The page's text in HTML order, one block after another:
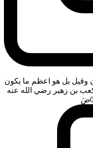
وقيل بل هو اعظم ما يكون
بن زهير رضي الله عنه
ضَ